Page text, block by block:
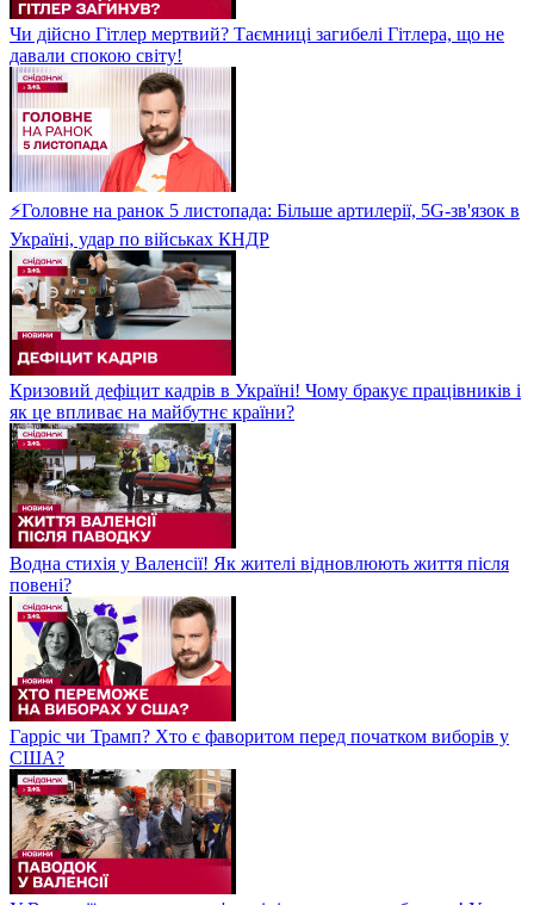
Чи дійсно Гітлер мертвий? Таємниці загибелі Гітлера, що не
давали спокою світу!
⚡Головне на ранок 5 листопада: Більше артилерії, 5G-зв'язок в
Україні, удар по військах КНДР
Кризовий дефіцит кадрів в Україні! Чому бракує працівників і
як це впливає на майбутнє країни?
Водна стихія у Валенсії! Як жителі відновлюють життя після
повені?
Гарріс чи Трамп? Хто є фаворитом перед початком виборів у
США?